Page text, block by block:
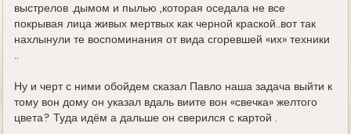
выстрелов .дымом и пылью ,которая оседала не все
покрывая лица живых мертвых как черной краской..вот так
нахлынули те воспоминания от вида сгоревшей «их» техники
..
Ну и черт с ними обойдем сказал Павло наша задача выйти к
тому вон дому он указал вдаль виите вон «свечка» желтого
цвета? Туда идём а дальше он сверился с картой .